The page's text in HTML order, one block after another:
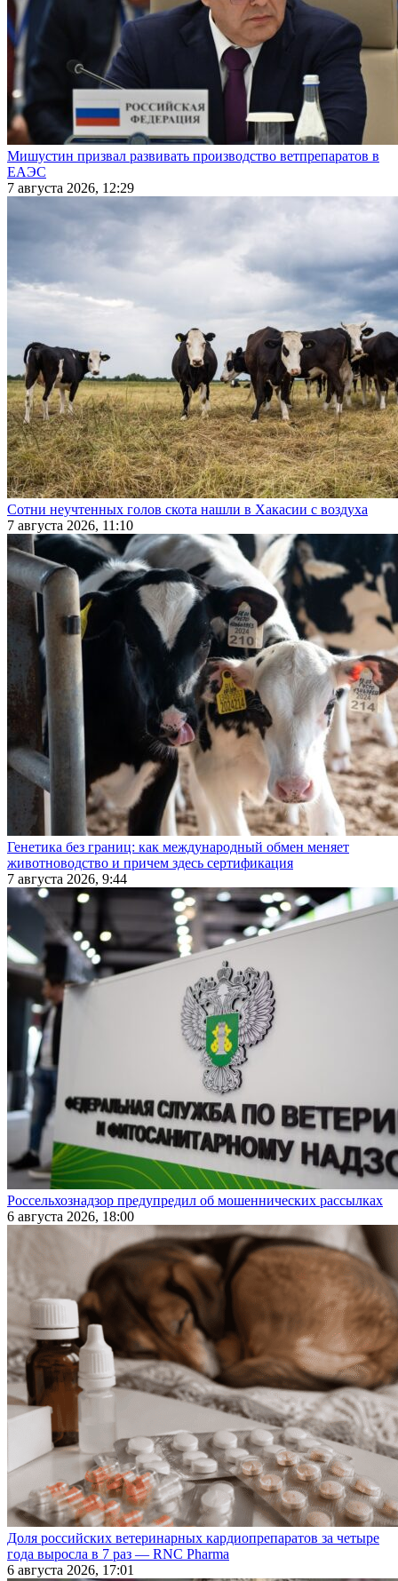
Мишустин призвал развивать производство ветпрепаратов в
ЕАЭС
7 августа 2026, 12:29
Сотни неучтенных голов скота нашли в Хакасии с воздуха
7 августа 2026, 11:10
Генетика без границ: как международный обмен меняет
животноводство и причем здесь сертификация
7 августа 2026, 9:44
Россельхознадзор предупредил об мошеннических рассылках
6 августа 2026, 18:00
Доля российских ветеринарных кардиопрепаратов за четыре
года выросла в 7 раз — RNC Pharma
6 августа 2026, 17:01